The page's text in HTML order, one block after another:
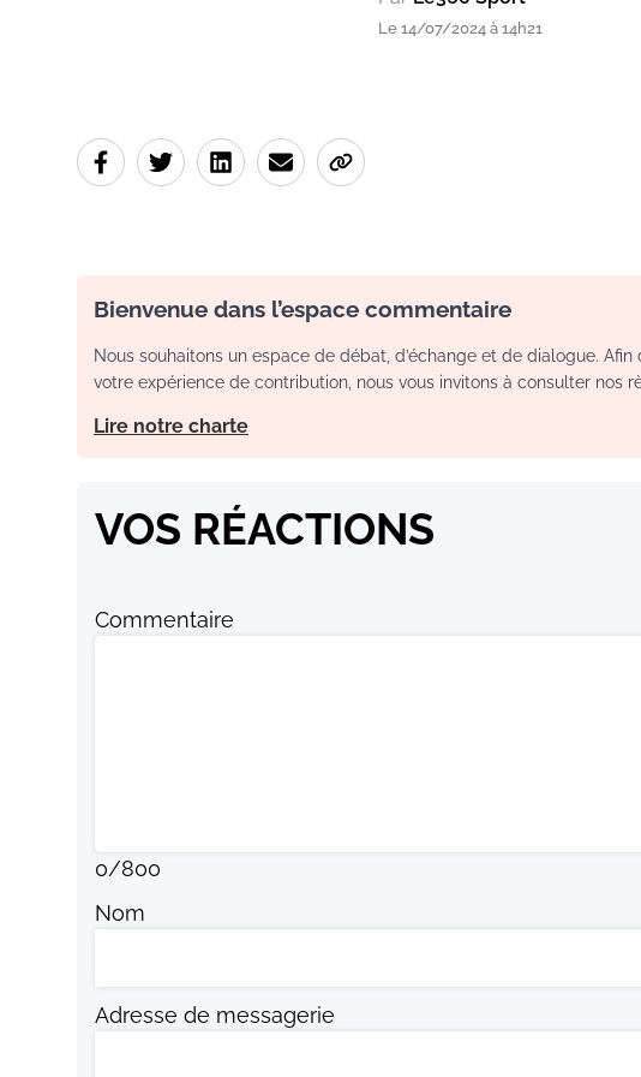
Le 14/07/2024 à 14h21
Bienvenue dans l’espace commentaire
Nous souhaitons un espace de débat, d’échange et de dialogue.
votre expérience de contribution, nous vous invitons à consulter nos
Lire notre charte
VOS RÉACTIONS
Commentaire
0/800
Nom
Adresse de messagerie